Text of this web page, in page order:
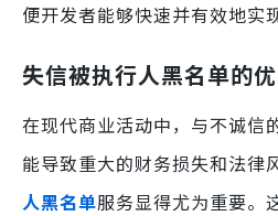
便开发者能够快速并有效地实
失信被执行人黑名单的优
在现代商业活动中，与不诚信
能导致重大的财务损失和法律
人黑名单服务显得尤为重要。